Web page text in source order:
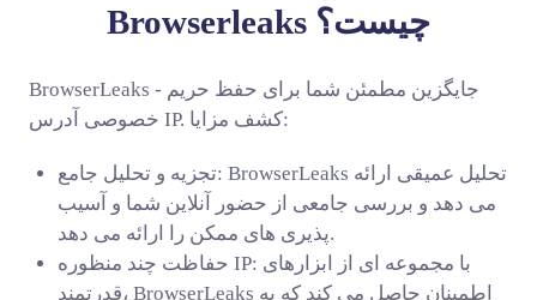
Browserleaks چیست؟
BrowserLeaks - جایگزین مطمئن شما برای حفظ حریم
خصوصی آدرس IP. کشف مزایا:
تجزیه و تحلیل جامع: BrowserLeaks تحلیل عمیقی ارائه
می دهد و بررسی جامعی از حضور آنلاین شما و آسیب
پذیری های ممکن را ارائه می دهد.
حفاظت چند منظوره IP: با مجموعه ای از ابزارهای
قدرتمند، BrowserLeaks اطمینان حاصل می کند که به